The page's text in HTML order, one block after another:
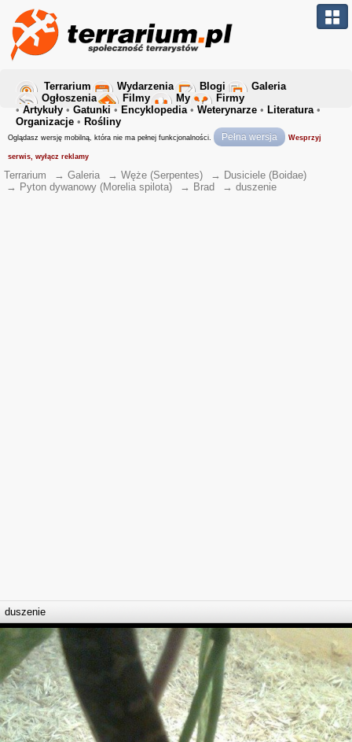
Terrarium Wydarzenia Blogi
Galeria
Ogłoszenia
Filmy My
Firmy
• Artykuły • Gatunki • Encyklopedia• Weterynarze • Literatura•
Organizacje • Rośliny
Oglądasz wersję mobilną, która nie ma pełnej funkcjonalności. Pełna wersja Wesprzyj
serwis, wyłącz reklamy
Terrarium → Galeria → Węże (Serpentes) → Dusiciele (Boidae)
→ Pyton dywanowy (Morelia spilota) → Brad → duszenie
duszenie